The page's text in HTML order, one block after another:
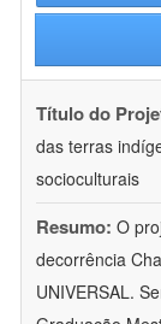
Título do
das terras
socioculturais
Resumo: O
decorrência
UNIVERSAL.